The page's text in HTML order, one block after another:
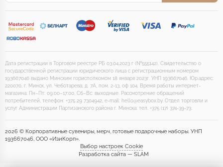
Дата регистрации в Торговом реестре РБ 03.04.2023 г (№555142). Свидетельство о
государственной регистрации юридического лица с регистрационным номером
193667046 выдано Минским горисполкомом 18 января 2023г. УНП 193667046. Юр.адрес:
220070, г. Минск, ул. Чеботарева, д. 7А, пом. 2-13, оф 104. Время работы интернет-
магазина: Пн–Пт: 09:00–17:00, Сб–Вс: выходные. Рассмотрение обращений
потребителей, телефон: +375 29 7304942, e-mail: hello@easybox.by. Отдел торговли и
услуг Администрации Партизанского района г. Минска: тел. +375 (17) 374-39-73.
2026 © Корпоративные сувениры, мерч, готовые подарочные наборы. УНП
193667046, ООО «ИзиКорп».
Выбор настроек Cookie
Разработка сайта — SLAM